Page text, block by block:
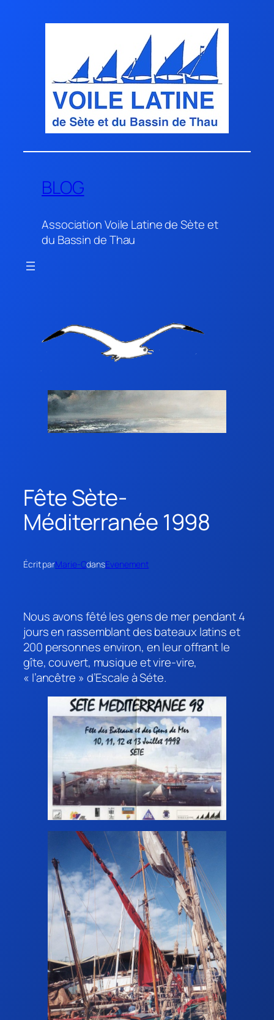
BLOG
Association Voile Latine de Sète et
du Bassin de Thau
Fête Sète-
Méditerranée 1998
Écrit parMarie-OdansEvenement
Nous avons fêté les gens de mer pendant 4
jours en rassemblant des bateaux latins et
200 personnes environ, en leur offrant le
gîte, couvert, musique et vire-vire,
« l’ancêtre » d’Escale à Séte.